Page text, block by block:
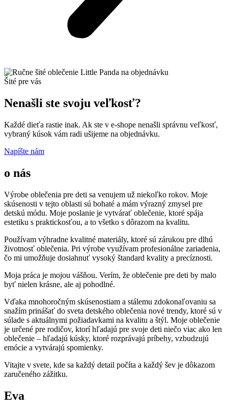
Šité pre vás
Nenašli ste svoju veľkosť?
Každé dieťa rastie inak. Ak ste v e-shope nenašli správnu veľkosť,
vybraný kúsok vám radi ušijeme na objednávku.
Napíšte nám
o nás
Výrobe oblečenia pre deti sa venujem už niekoľko rokov. Moje
skúsenosti v tejto oblasti sú bohaté a mám výrazný zmysel pre
detskú módu. Moje poslanie je vytvárať oblečenie, ktoré spája
estetiku s praktickosťou, a to všetko s dôrazom na kvalitu.
Používam výhradne kvalitné materiály, ktoré sú zárukou pre dlhú
životnosť oblečenia. Pri výrobe využívam profesionálne zariadenia,
čo mi umožňuje dosiahnuť vysoký štandard kvality a precíznosti.
Moja práca je mojou vášňou. Verím, že oblečenie pre deti by malo
byť nielen krásne, ale aj pohodlné.
Vďaka mnohoročným skúsenostiam a stálemu zdokonaľovaniu sa
snažím prinášať do sveta detského oblečenia nové trendy, ktoré sú v
súlade s aktuálnymi požiadavkami na kvalitu a štýl. Moje oblečenie
je určené pre rodičov, ktorí hľadajú pre svoje deti niečo viac ako len
oblečenie – hľadajú kúsky, ktoré rozprávajú príbehy, vzbudzujú
emócie a vytvárajú spomienky.
Vitajte v svete, kde sa každý detail počíta a každý šev je dôkazom
zaručeného zážitku.
Eva